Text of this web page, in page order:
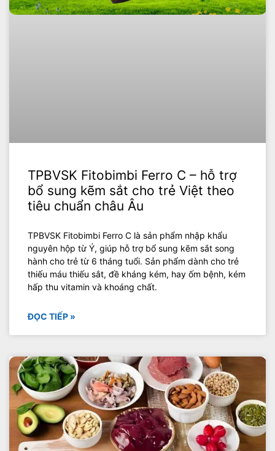
TPBVSK Fitobimbi Ferro C – hỗ trợ
bổ sung kẽm sắt cho trẻ Việt theo
tiêu chuẩn châu Âu
TPBVSK Fitobimbi Ferro C là sản phẩm nhập khẩu
nguyên hộp từ Ý, giúp hỗ trợ bổ sung kẽm sắt song
hành cho trẻ từ 6 tháng tuổi. Sản phẩm dành cho trẻ
thiếu máu thiếu sắt, đề kháng kém, hay ốm bệnh, kém
hấp thu vitamin và khoáng chất.
ĐỌC TIẾP »